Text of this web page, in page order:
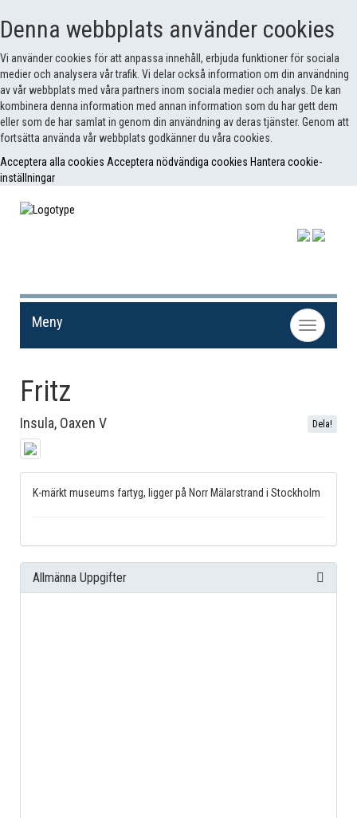
Denna webbplats använder cookies
Vi använder cookies för att anpassa innehåll, erbjuda funktioner för sociala
medier och analysera vår trafik. Vi delar också information om din användning
av vår webbplats med våra partners inom sociala medier och analys. De kan
kombinera denna information med annan information som du har gett dem
eller som de har samlat in genom din användning av deras tjänster. Genom att
fortsätta använda vår webbplats godkänner du våra cookies.
Acceptera alla cookies Acceptera nödvändiga cookies Hantera cookie-
inställningar
Toggle
navigation
Meny
Fritz
Insula, Oaxen V Dela!
K-märkt museums fartyg, ligger på Norr Mälarstrand i Stockholm
Allmänna Uppgifter